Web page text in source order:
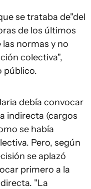
se trataba de"del
de los últimos
las normas y no
colectiva",
público.
debía convocar
indirecta (cargos
se había
Pero, según
se aplazó
primero a la
"La